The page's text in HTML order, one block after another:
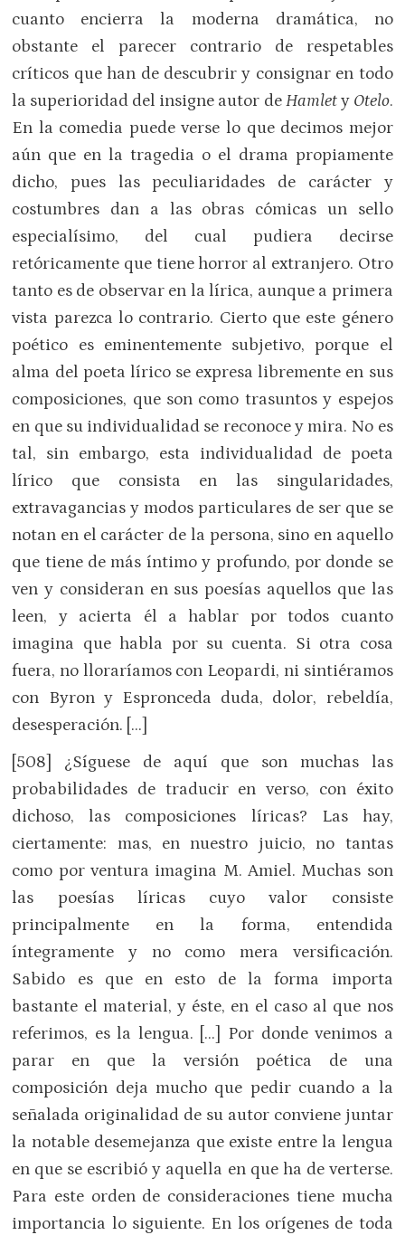
cuanto encierra la moderna dramática, no
obstante el parecer contrario de respetables
críticos que han de descubrir y consignar en todo
la superioridad del insigne autor deHamlety Otelo.
En la comedia puede verse lo que decimos mejor
aún que en la tragedia o el drama propiamente
dicho, pues las peculiaridades de carácter y
costumbres dan a las obras cómicas un sello
especialísimo, del cual pudiera decirse
retóricamente que tiene horror al extranjero. Otro
tanto es de observar en la lírica, aunque a primera
vista parezca lo contrario. Cierto que este género
poético es eminentemente subjetivo, porque el
alma del poeta lírico se expresa libremente en sus
composiciones, que son como trasuntos y espejos
en que su individualidad se reconoce y mira. No es
tal, sin embargo, esta individualidad de poeta
lírico que consista en las singularidades,
extravagancias y modos particulares de ser que se
notan en el carácter de la persona, sino en aquello
que tiene de más íntimo y profundo, por donde se
ven y consideran en sus poesías aquellos que las
leen, y acierta él a hablar por todos cuanto
imagina que habla por su cuenta. Si otra cosa
fuera, no lloraríamos con Leopardi, ni sintiéramos
con Byron y Espronceda duda, dolor, rebeldía,
desesperación. […]
[508] ¿Síguese de aquí que son muchas las
probabilidades de traducir en verso, con éxito
dichoso, las composiciones líricas? Las hay,
ciertamente: mas, en nuestro juicio, no tantas
como por ventura imagina M. Amiel. Muchas son
las poesías líricas cuyo valor consiste
principalmente en la forma, entendida
íntegramente y no como mera versificación.
Sabido es que en esto de la forma importa
bastante el material, y éste, en el caso al que nos
referimos, es la lengua. […] Por donde venimos a
parar en que la versión poética de una
composición deja mucho que pedir cuando a la
señalada originalidad de su autor conviene juntar
la notable desemejanza que existe entre la lengua
en que se escribió y aquella en que ha de verterse.
Para este orden de consideraciones tiene mucha
importancia lo siguiente. En los orígenes de toda